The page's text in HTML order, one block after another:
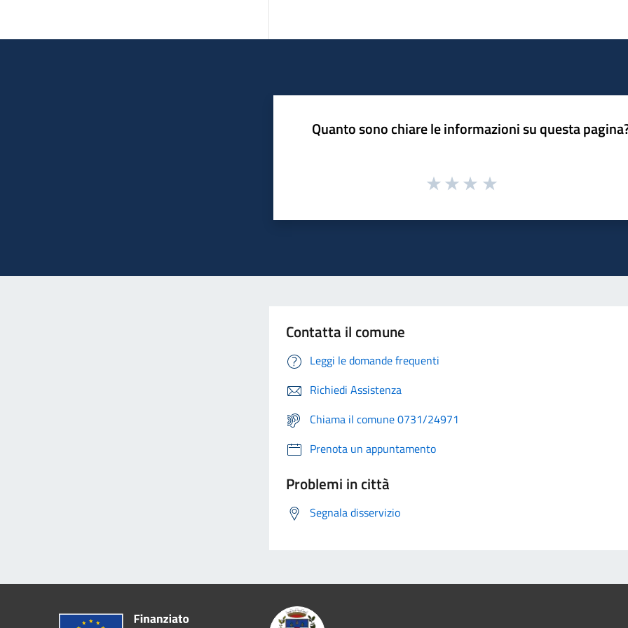
Quanto sono chiare le informazioni su questa
Contatta il comune
Leggi le domande frequenti
Richiedi Assistenza
Chiama il comune 0731/24971
Prenota un appuntamento
Problemi in città
Segnala disservizio